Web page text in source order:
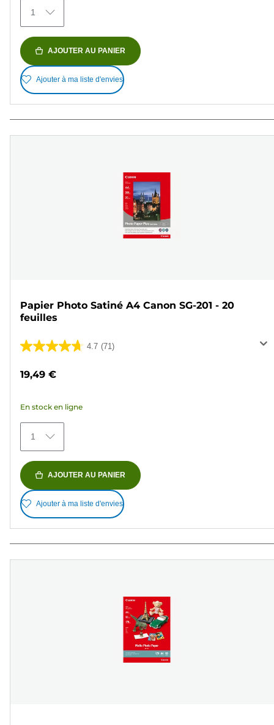
1
AJOUTER AU PANIER
Ajouter à ma liste d'envies
Papier Photo Satiné A4 Canon SG-201 - 20
feuilles
4.7 (71)
4.7
71
avis
19,49 €
En stock en ligne
1
AJOUTER AU PANIER
Ajouter à ma liste d'envies